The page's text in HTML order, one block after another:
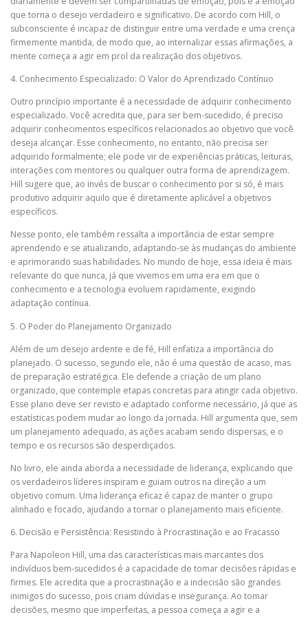
que torna o desejo verdadeiro e significativo. De acordo com Hill, o
subconsciente é incapaz de distinguir entre uma verdade e uma crença
firmemente mantida, de modo que, ao internalizar essas afirmações, a
mente começa a agir em prol da realização dos objetivos.
4. Conhecimento Especializado: O Valor do Aprendizado Contínuo
Outro princípio importante é a necessidade de adquirir conhecimento
especializado. Você acredita que, para ser bem-sucedido, é preciso
adquirir conhecimentos específicos relacionados ao objetivo que você
deseja alcançar. Esse conhecimento, no entanto, não precisa ser
adquirido formalmente; ele pode vir de experiências práticas, leituras,
interações com mentores ou qualquer outra forma de aprendizagem.
Hill sugere que, ao invés de buscar o conhecimento por si só, é mais
produtivo adquirir aquilo que é diretamente aplicável a objetivos
específicos.
Nesse ponto, ele também ressalta a importância de estar sempre
aprendendo e se atualizando, adaptando-se às mudanças do ambiente
e aprimorando suas habilidades. No mundo de hoje, essa ideia é mais
relevante do que nunca, já que vivemos em uma era em que o
conhecimento e a tecnologia evoluem rapidamente, exigindo
adaptação contínua.
5. O Poder do Planejamento Organizado
Além de um desejo ardente e de fé, Hill enfatiza a importância do
planejado. O sucesso, segundo ele, não é uma questão de acaso, mas
de preparação estratégica. Ele defende a criação de um plano
organizado, que contemple etapas concretas para atingir cada objetivo.
Esse plano deve ser revisto e adaptado conforme necessário, já que as
estatísticas podem mudar ao longo da jornada. Hill argumenta que, sem
um planejamento adequado, as ações acabam sendo dispersas, e o
tempo e os recursos são desperdiçados.
No livro, ele ainda aborda a necessidade de liderança, explicando que
os verdadeiros líderes inspiram e guiam outros na direção a um
objetivo comum. Uma liderança eficaz é capaz de manter o grupo
alinhado e focado, ajudando a tornar o planejamento mais eficiente.
6. Decisão e Persistência: Resistindo à Procrastinação e ao Fracasso
Para Napoleon Hill, uma das características mais marcantes dos
indivíduos bem-sucedidos é a capacidade de tomar decisões rápidas e
firmes. Ele acredita que a procrastinação e a indecisão são grandes
inimigos do sucesso, pois criam dúvidas e insegurança. Ao tomar
decisões, mesmo que imperfeitas, a pessoa começa a agir e a